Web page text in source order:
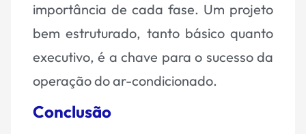
importância de cada fase. Um projeto
bem estruturado, tanto básico quanto
executivo, é a chave para o sucesso da
operação do ar-condicionado.
Conclusão